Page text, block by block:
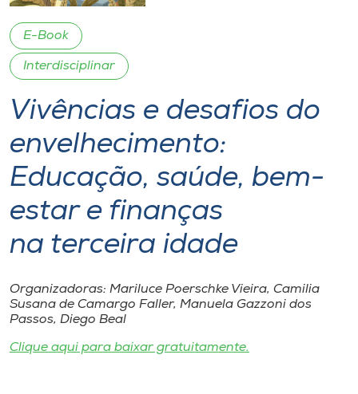
Diplomados
Cultura
CPA
Biblioteca
Editora
Museu
Unoesc
E-Book
Interdisciplinar
Vivências e desafios do
envelhecimento:
Educação, saúde, bem-
estar e finanças
na terceira idade
Organizadoras: Mariluce Poerschke Vieira, Camilia
Susana de Camargo Faller, Manuela Gazzoni dos
Passos, Diego Beal
Clique aqui para baixar gratuitamente.